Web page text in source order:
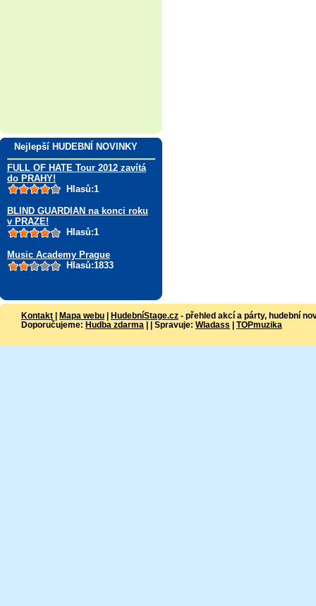
Nejlepší HUDEBNÍ NOVINKY
FULL OF HATE Tour 2012 zavítá
do PRAHY!
Hlasů:1
BLIND GUARDIAN na konci roku
v PRAZE!
Hlasů:1
Music Academy Prague
Hlasů:1833
Kontakt | Mapa webu | HudebníStage.cz - přehled akcí a párty, hudební
Doporučujeme: Hudba zdarma | | Spravuje: Wladass | TOPmuzika